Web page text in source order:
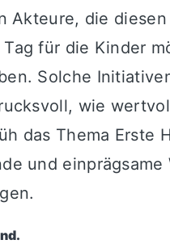
Akteure, die diesen
für die Kinder
Solche
wie
das Thema Erste
und einprägsame